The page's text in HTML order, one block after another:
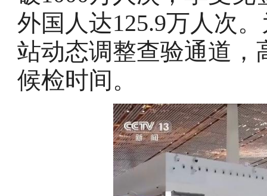
外国人达125.9万人次
站动态调整查验通道，
候检时间。